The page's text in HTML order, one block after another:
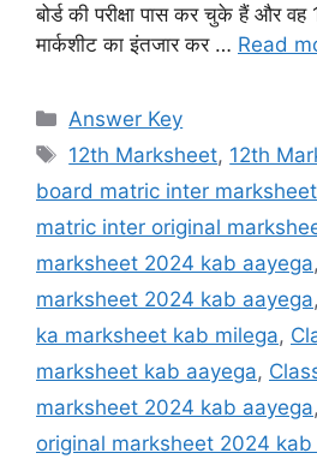
बोर्ड की परीक्षा पास कर चुके हैं और
मार्कशीट का इंतजार कर … Read
Categories
Answer Key
Tags
12th Marksheet, 12th
board matric inter
matric inter original
marksheet 2024 kab aayega,
marksheet 2024 kab aayega,
ka marksheet kab milega,
marksheet kab aayega,
marksheet 2024 kab aayega,
original marksheet 2024 kab